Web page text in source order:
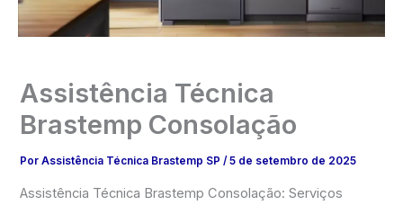
Assistência Técnica
Brastemp Consolação
PorAssistência Técnica Brastemp SP/5 de setembro de 2025
Assistência Técnica Brastemp Consolação: Serviços